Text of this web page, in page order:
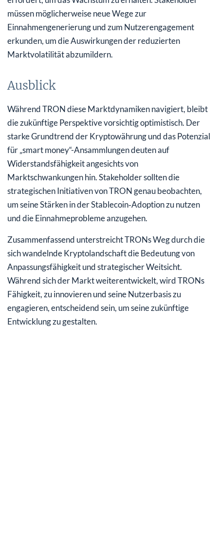
müssen möglicherweise neue Wege zur
Einnahmengenerierung und zum Nutzerengagement
erkunden, um die Auswirkungen der reduzierten
Marktvolatilität abzumildern.
Ausblick
Während TRON diese Marktdynamiken navigiert, bleibt
die zukünftige Perspektive vorsichtig optimistisch. Der
starke Grundtrend der Kryptowährung und das Potenzial
für „smart money“-Ansammlungen deuten auf
Widerstandsfähigkeit angesichts von
Marktschwankungen hin. Stakeholder sollten die
strategischen Initiativen von TRON genau beobachten,
um seine Stärken in der Stablecoin‑Adoption zu nutzen
und die Einnahmeprobleme anzugehen.
Zusammenfassend unterstreicht TRONs Weg durch die
sich wandelnde Kryptolandschaft die Bedeutung von
Anpassungsfähigkeit und strategischer Weitsicht.
Während sich der Markt weiterentwickelt, wird TRONs
Fähigkeit, zu innovieren und seine Nutzerbasis zu
engagieren, entscheidend sein, um seine zukünftige
Entwicklung zu gestalten.